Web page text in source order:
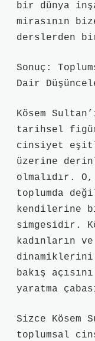
bir dünya
mirasının
derslerden
Sonuç:
Dair
Kösem
tarihsel
cinsiyet
üzerine
olmalıdır. O,
toplumda
kendilerine
simgesidir.
kadınların
bakış
yaratma
Sizce Kösem
toplumsal